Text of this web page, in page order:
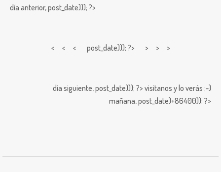
día anterior,post_date))); ?>
< < < post_date))); ?> > > >
día siguiente,post_date))); ?> visitanos y lo verás ;-)
mañana,post_date)+86400)); ?>